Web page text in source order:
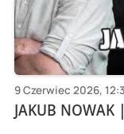
9 Czerwiec 2026,
JAKUB